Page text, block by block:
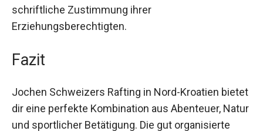
schriftliche Zustimmung ihrer
Erziehungsberechtigten.
Fazit
Jochen Schweizers Rafting in Nord-Kroatien bietet
dir eine perfekte Kombination aus Abenteuer, Natur
und sportlicher Betätigung. Die gut organisierte